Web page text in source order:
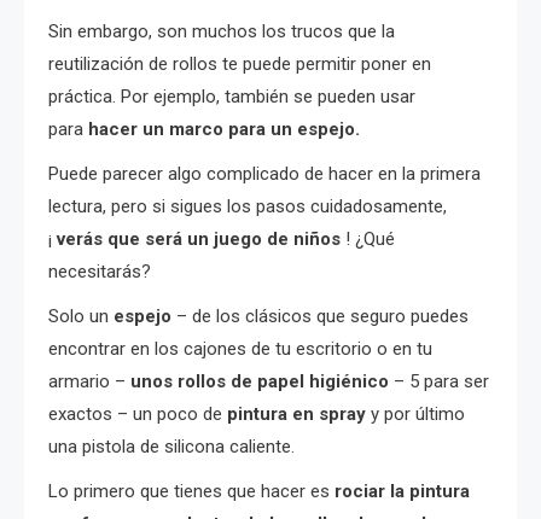
Sin embargo, son muchos los trucos que la
reutilización de rollos te puede permitir poner en
práctica. Por ejemplo, también se pueden usar
para hacer un marco para un espejo.
Puede parecer algo complicado de hacer en la primera
lectura, pero si sigues los pasos cuidadosamente,
¡verás que será un juego de niños ! ¿Qué
necesitarás?
Solo un espejo – de los clásicos que seguro puedes
encontrar en los cajones de tu escritorio o en tu
armario – unos rollos de papel higiénico – 5 para ser
exactos – un poco de pintura en spray y por último
una pistola de silicona caliente.
Lo primero que tienes que hacer es rociar la pintura